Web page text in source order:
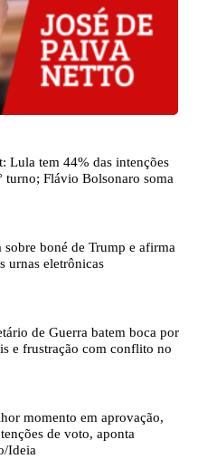
Lula tem 44% das intenções
turno; Flávio Bolsonaro soma
sobre boné de Trump e afirma
urnas eletrônicas
de Guerra batem boca por
e frustração com conflito no
momento em aprovação,
de voto, aponta
Ideia